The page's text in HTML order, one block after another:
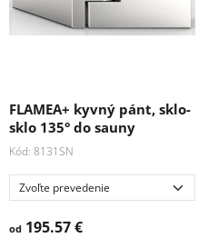
FLAMEA+ kyvný pánt, sklo-
sklo 135° do sauny
Kód: 8131SN
od 195.57 €